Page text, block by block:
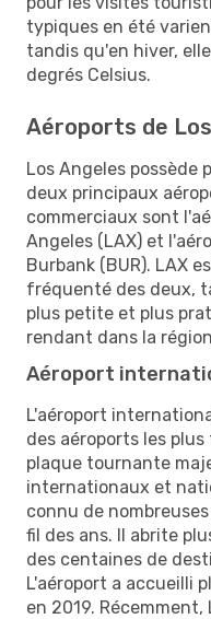
typiques en été
tandis qu'en hiver,
degrés Celsius.
Aéroports de
Los Angeles possède
deux principaux
commerciaux sont
Angeles (LAX) et
Burbank (BUR). LAX
fréquenté des deux,
plus petite et plus
rendant dans la
Aéroport
L'aéroport
des aéroports les
plaque tournante
internationaux et
connu de
fil des ans. Il abrite
des centaines de
L'aéroport a accueilli
en 2019. Récemment,